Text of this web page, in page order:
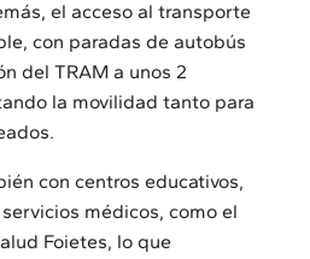
el acceso al transporte
con paradas de autobús
del TRAM a unos 2
la movilidad tanto para
con centros educativos,
médicos, como el
Foietes, lo que